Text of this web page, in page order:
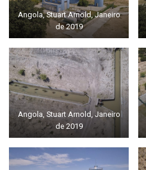
Angola, Stuart Arnold, Janeiro
de 2019
Angola, Stuart Arnold, Janeiro
de 2019